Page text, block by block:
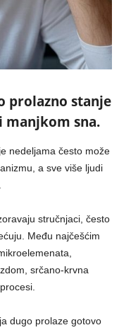
prolazno stanje
manjkom sna.
nedeljama često može
a sve više ljudi
stručnjaci, često
Među najčešćim
srčano-krvna
dugo prolaze gotovo